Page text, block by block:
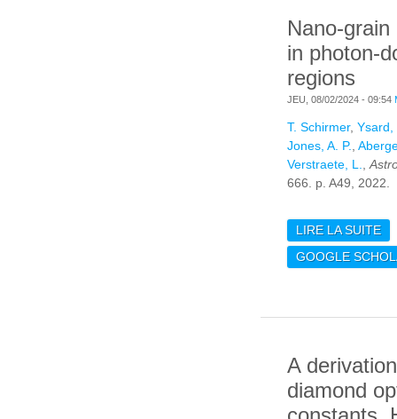
Nano-
in photon-
regions
JEU, 08/02/2024 - 09:54
T. Schirmer, Ysard,
Jones, A. P.
Verstraete, L.
666. p. A49, 2022.
LIRE LA SUITE
GOOGLE
A
diamond